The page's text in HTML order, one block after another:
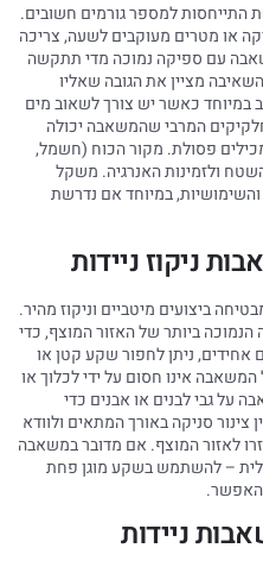
התייחסות למספר גורמים חשובים.
או מטרים מעוקבים לשעה, צריכה
עם ספיקה נמוכה מדי תתקשה
מציין את הגובה שאליו
במיוחד כאשר יש צורך לשאוב מים
המרבי שהמשאבה יכולה
פסולת. מקור הכוח (חשמל,
ולזמינות האנרגיה. משקל
במיוחד אם נדרשת
ניקוז ניידות
ביצועים מיטביים וניקוז מהיר.
ביותר של האזור המוצף, כדי
ניתן לחפור שקע קטן או
אינו חסום על ידי לכלוך או
על גבי לבנים או אבנים כדי
סניקה באורך המתאים ולוודא
לאזור המוצף. אם מדובר במשאבה
– להשתמש בשקע מוגן פחת
האפשר.
ניידות